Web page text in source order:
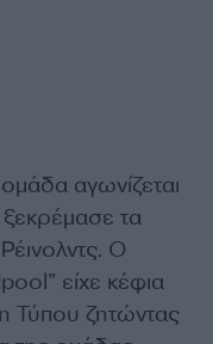
αγωνίζεται
τα
Ρέινολντς. Ο
” είχε κέφια
Τύπου ζητώντας